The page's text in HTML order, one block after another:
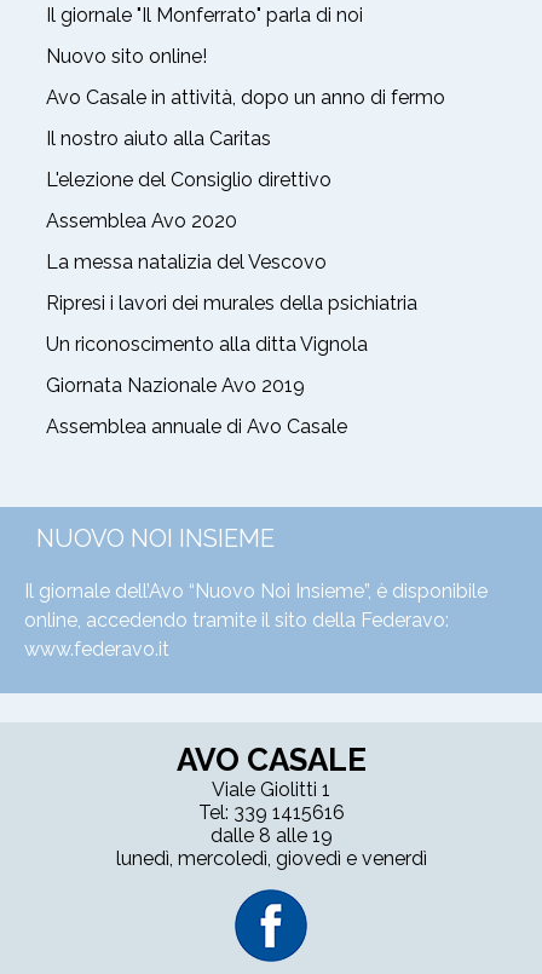
Il giornale "Il Monferrato" parla di noi
Nuovo sito online!
Avo Casale in attività, dopo un anno di fermo
Il nostro aiuto alla Caritas
L'elezione del Consiglio direttivo
Assemblea Avo 2020
La messa natalizia del Vescovo
Ripresi i lavori dei murales della psichiatria
Un riconoscimento alla ditta Vignola
Giornata Nazionale Avo 2019
Assemblea annuale di Avo Casale
NUOVO NOI INSIEME
Il giornale dell’Avo “Nuovo Noi Insieme”, è disponibile
online, accedendo tramite il sito della Federavo:
www.federavo.it
AVO CASALE
Viale Giolitti 1
Tel: 339 1415616
dalle 8 alle 19
lunedì, mercoledì, giovedì e venerdì